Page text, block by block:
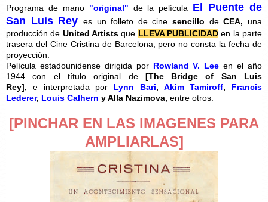
Programa de mano "original" de la película El Puente de
San Luis Rey es un folleto de cinesencillo deCEA,una
producción de United Artistsque LLEVA PUBLICIDAD en la parte
trasera del Cine Cristina de Barcelona, pero no consta la fecha de
proyección.
Película estadounidense dirigida por Rowland V. Lee en el año
1944 con el título original de[The Bridge of San Luis
Rey], e interpretada por Lynn Bari, Akim Tamiroff, Francis
Lederer, Louis Calhern yAlla Nazimova, entre otros.
[PINCHAR EN LAS IMAGENES PARA
AMPLIARLAS]